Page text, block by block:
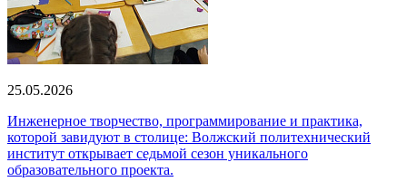
25.05.2026
Инженерное творчество, программирование и практика,
которой завидуют в столице: Волжский политехнический
институт открывает седьмой сезон уникального
образовательного проекта.